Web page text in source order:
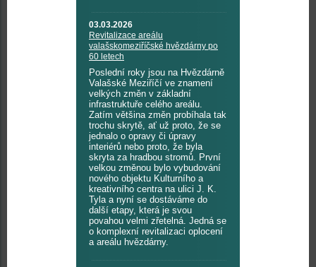
03.03.2026
Revitalizace areálu
valašskomeziříčské hvězdárny po
60 letech
Poslední roky jsou na Hvězdárně
Valašské Meziříčí ve znamení
velkých změn v základní
infrastruktuře celého areálu.
Zatím většina změn probíhala tak
trochu skrytě, ať už proto, že se
jednalo o opravy či úpravy
interiérů nebo proto, že byla
skryta za hradbou stromů. První
velkou změnou bylo vybudování
nového objektu Kulturního a
kreativního centra na ulici J. K.
Tyla a nyní se dostáváme do
další etapy, která je svou
povahou velmi zřetelná. Jedná se
o komplexní revitalizaci oplocení
a areálu hvězdárny.